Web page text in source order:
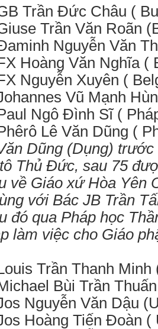
Trần Đức Châu (
Trần Văn Roãn
Nguyễn Văn
Hoàng Văn Nghĩa (
Nguyễn Xuyên (
Vũ Mạnh
Ngô Đình Sĩ (
Lê Văn Dũng (
Dũng (Dụng)
Thủ Đức, sau 75
về Giáo xứ Hòa Yên
với Bác JB Trần
đó qua Pháp học
làm việc cho Giáo
Trần Thanh Minh
Bùi Trần
Nguyễn Văn Dậu
Hoàng Tiến Đoàn (